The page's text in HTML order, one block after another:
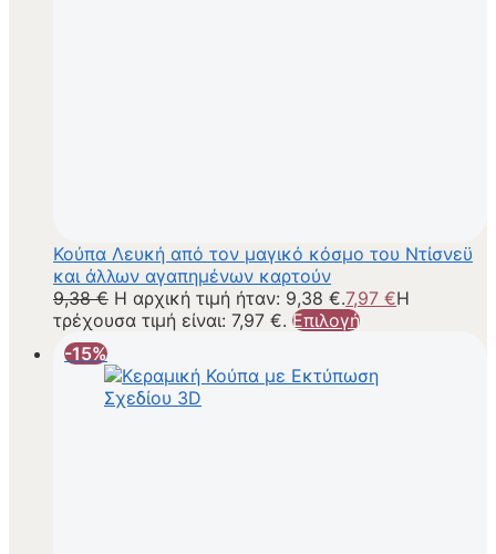
Κούπα Λευκή από τον μαγικό κόσμο του Ντίσνεϋ
και άλλων αγαπημένων καρτούν
9,38€ Η αρχική τιμή ήταν: 9,38 €.7,97 €Η
τρέχουσα τιμή είναι: 7,97 €. Επιλογή
-15%